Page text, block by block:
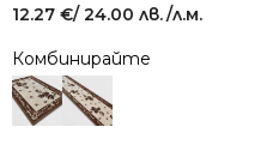
12.27 €/ 24.00 лв./л.м.
Комбинирайте